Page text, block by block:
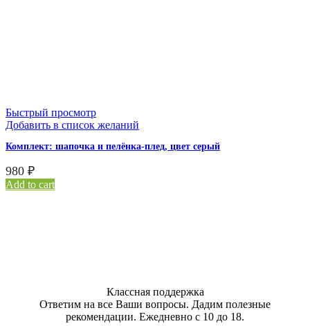
Быстрый просмотр
Добавить в список желаний
Комплект: шапочка и пелёнка-плед, цвет серый
980 ₽
Add to cart
Классная поддержка
Ответим на все Ваши вопросы. Дадим полезные
рекомендации. Ежедневно с 10 до 18.